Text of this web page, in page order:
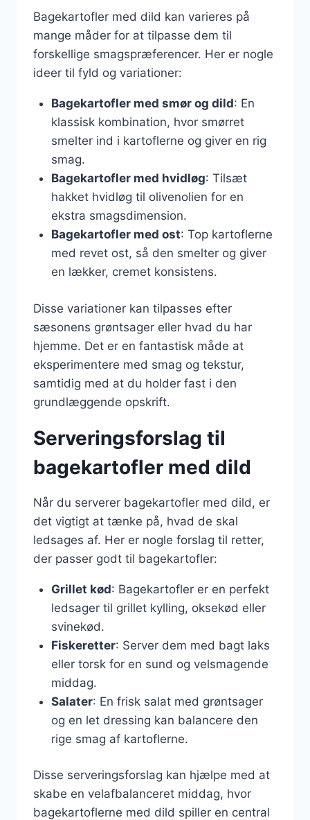
Bagekartofler med dild kan varieres på
mange måder for at tilpasse dem til
forskellige smagspræferencer. Her er nogle
ideer til fyld og variationer:
Bagekartofler med smør og dild: En
klassisk kombination, hvor smørret
smelter ind i kartoflerne og giver en rig
smag.
Bagekartofler med hvidløg: Tilsæt
hakket hvidløg til olivenolien for en
ekstra smagsdimension.
Bagekartofler med ost: Top kartoflerne
med revet ost, så den smelter og giver
en lækker, cremet konsistens.
Disse variationer kan tilpasses efter
sæsonens grøntsager eller hvad du har
hjemme. Det er en fantastisk måde at
eksperimentere med smag og tekstur,
samtidig med at du holder fast i den
grundlæggende opskrift.
Serveringsforslag til
bagekartofler med dild
Når du serverer bagekartofler med dild, er
det vigtigt at tænke på, hvad de skal
ledsages af. Her er nogle forslag til retter,
der passer godt til bagekartofler:
Grillet kød: Bagekartofler er en perfekt
ledsager til grillet kylling, oksekød eller
svinekød.
Fiskeretter: Server dem med bagt laks
eller torsk for en sund og velsmagende
middag.
Salater: En frisk salat med grøntsager
og en let dressing kan balancere den
rige smag af kartoflerne.
Disse serveringsforslag kan hjælpe med at
skabe en velafbalanceret middag, hvor
bagekartoflerne med dild spiller en central